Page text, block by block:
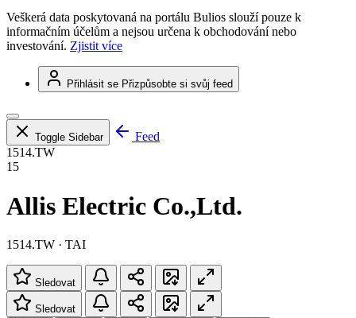
Veškerá data poskytovaná na portálu Bulios slouží pouze k
informačním účelům a nejsou určena k obchodování nebo
investování. Zjistit více
Přihlásit se Přizpůsobte si svůj feed
Toggle Sidebar
Feed
1514.TW
15
Allis Electric Co.,Ltd.
1514.TW · TAI
Sledovat
Sledovat